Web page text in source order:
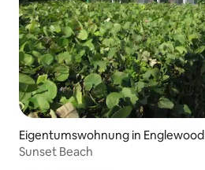
Eigentumswohnung in Englewood
Sunset Beach